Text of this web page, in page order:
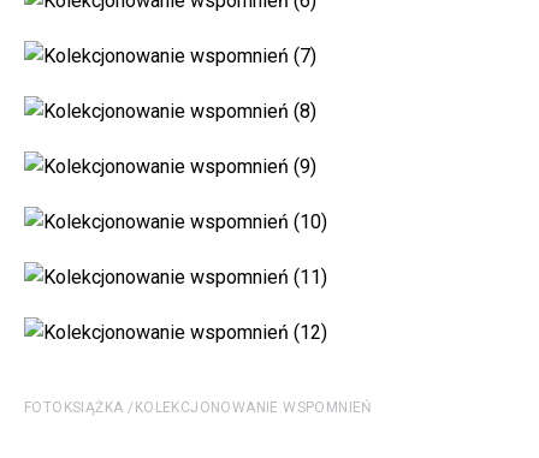
FOTOKSIĄŻKA KOLEKCJONOWANIE WSPOMNIEŃ